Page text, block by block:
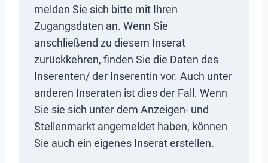
melden Sie sich bitte mit Ihren
Zugangsdaten an. Wenn Sie
anschließend zu diesem Inserat
zurückkehren, finden Sie die Daten des
Inserenten/ der Inserentin vor. Auch unter
anderen Inseraten ist dies der Fall. Wenn
Sie sie sich unter dem Anzeigen- und
Stellenmarkt angemeldet haben, können
Sie auch ein eigenes Inserat erstellen.